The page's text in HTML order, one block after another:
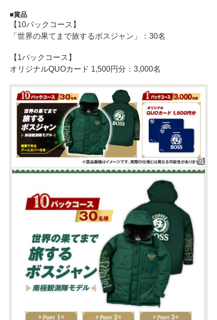
賞品
【10パックコース】
「世界の果てまで旅するボスジャン」：30名
【1パックコース】
オリジナルQUOカード 1,500円分：3,000名